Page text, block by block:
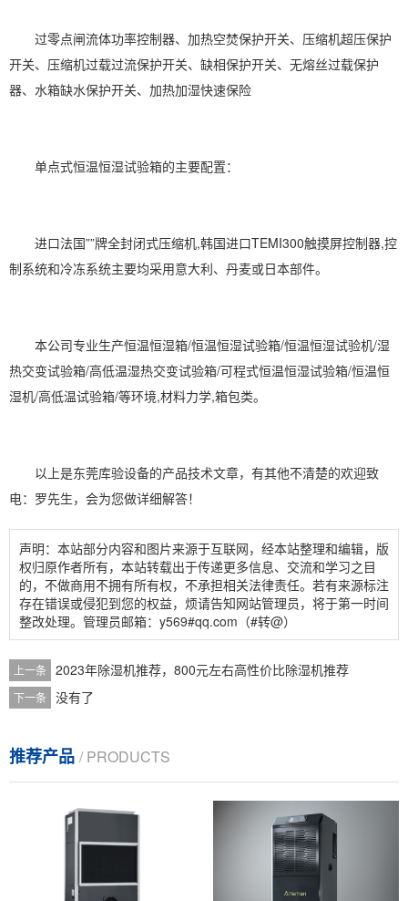
过零点闸流体功率控制器、加热空焚保护开关、压缩机超压保护
开关、压缩机过载过流保护开关、缺相保护开关、无熔丝过载保护
器、水箱缺水保护开关、加热加湿快速保险
单点式恒温恒湿试验箱的主要配置：
进口法国””牌全封闭式压缩机,韩国进口TEMI300触摸屏控制器,控
制系统和冷冻系统主要均采用意大利、丹麦或日本部件。
本公司专业生产恒温恒湿箱/恒温恒湿试验箱/恒温恒湿试验机/湿
热交变试验箱/高低温湿热交变试验箱/可程式恒温恒湿试验箱/恒温恒
湿机/高低温试验箱/等环境,材料力学,箱包类。
以上是东莞库验设备的产品技术文章，有其他不清楚的欢迎致
电：罗先生，会为您做详细解答！
声明：本站部分内容和图片来源于互联网，经本站整理和编辑，版
权归原作者所有，本站转载出于传递更多信息、交流和学习之目
的，不做商用不拥有所有权，不承担相关法律责任。若有来源标注
存在错误或侵犯到您的权益，烦请告知网站管理员，将于第一时间
整改处理。管理员邮箱：y569#qq.com（#转@）
上一条 2023年除湿机推荐，800元左右高性价比除湿机推荐
下一条 没有了
推荐产品 / PRODUCTS